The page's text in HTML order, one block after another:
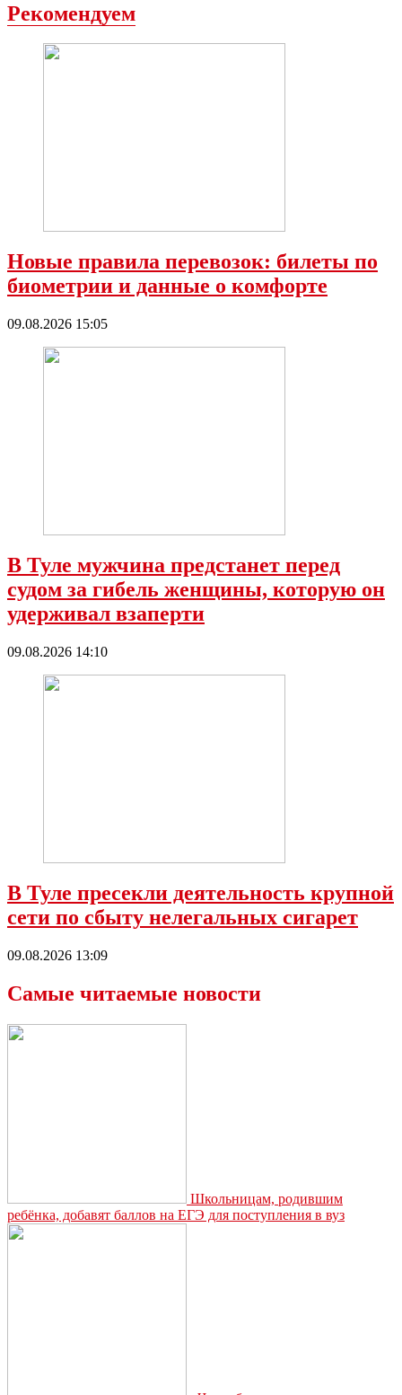
Рекомендуем
Новые правила перевозок: билеты по
биометрии и данные о комфорте
09.08.2026 15:05
В Туле мужчина предстанет перед
судом за гибель женщины, которую он
удерживал взаперти
09.08.2026 14:10
В Туле пресекли деятельность крупной
сети по сбыту нелегальных сигарет
09.08.2026 13:09
Самые читаемые новости
Школьницам, родившим
ребёнка, добавят баллов на ЕГЭ для поступления в вуз